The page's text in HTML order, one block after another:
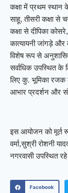
कक्षा में प्रथम स्थान
साहू, तीसरी कक्षा से
कक्षा से दीपिका
कात्यायनी जांगड़े और
विशेष रूप से
सर्वाधिक उपस्थित
लिए कु. भूमिका रजक
आभार प्रदर्शन और
इस आयोजन को मूर्त
वर्मा,सुश्री रोशनी
नगरवासी उपस्थित
Facebook